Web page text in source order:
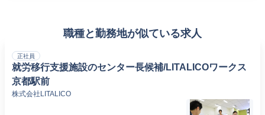
職種と勤務地が似ている求人
正社員
就労移行支援施設のセンター長候補/LITALICOワークス
京都駅前
株式会社LITALICO